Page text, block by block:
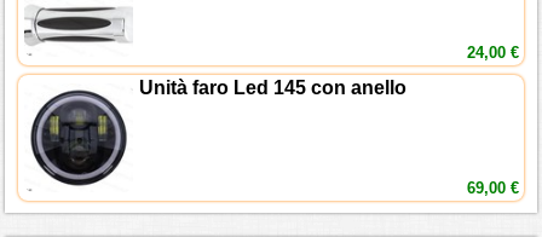
24,00 €
Unità faro Led 145 con anello
69,00 €